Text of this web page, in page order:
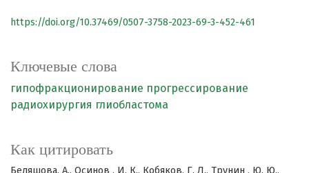
Ключевые слова
гипофракционирование прогрессирование
радиохирургия глиобластома
Как цитировать
https://doi.org/10.37469/0507-3758-2023-69-3-452-461